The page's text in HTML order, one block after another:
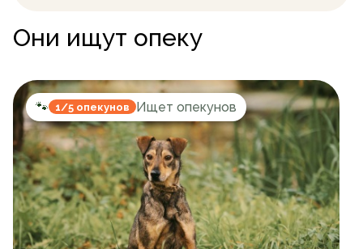
Они ищут опеку
🐾 1/5 опекунов Ищет опекунов